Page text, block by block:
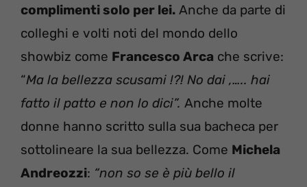
complimenti solo per lei. Anche da parte di
colleghi e volti noti del mondo dello
showbiz come Francesco Arca che scrive:
“Ma la bellezza scusami !?! No dai ,….. hai
fatto il patto e non lo dici”. Anche molte
donne hanno scritto sulla sua bacheca per
sottolineare la sua bellezza. Come Michela
Andreozzi: “non so se è più bello il